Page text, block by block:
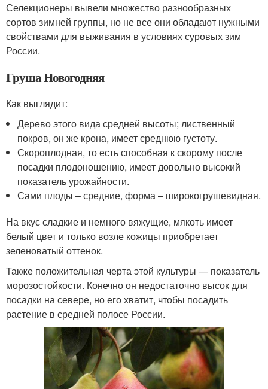
Селекционеры вывели множество разнообразных
сортов зимней группы, но не все они обладают нужными
свойствами для выживания в условиях суровых зим
России.
Груша Новогодняя
Как выглядит:
Дерево этого вида средней высоты; лиственный
покров, он же крона, имеет среднюю густоту.
Скороплодная, то есть способная к скорому после
посадки плодоношению, имеет довольно высокий
показатель урожайности.
Сами плоды – средние, форма – широкогрушевидная.
На вкус сладкие и немного вяжущие, мякоть имеет
белый цвет и только возле кожицы приобретает
зеленоватый оттенок.
Также положительная черта этой культуры — показатель
морозостойкости. Конечно он недостаточно высок для
посадки на севере, но его хватит, чтобы посадить
растение в средней полосе России.